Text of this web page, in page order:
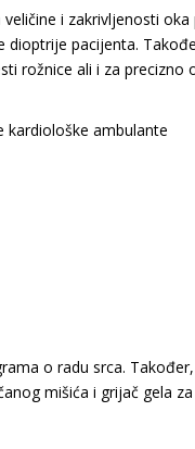
i zakrivljenosti oka
pacijenta.
rožnice ali i za precizno
kardiološke ambulante
o radu srca.
mišića i grijač gela